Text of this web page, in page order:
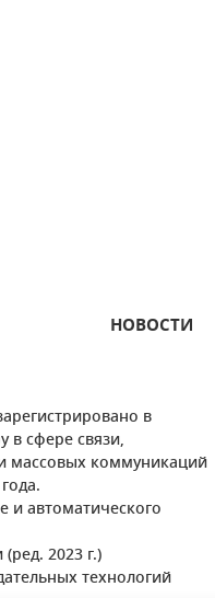
НОВОСТИ
в
в сфере связи,
массовых коммуникаций
и автоматического
2023 г.)
технологий